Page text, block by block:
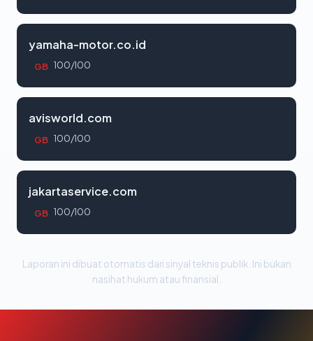
yamaha-motor.co.id
GB 100/100
avisworld.com
GB 100/100
jakartaservice.com
GB 100/100
Laporan ini dibuat otomatis dari sinyal teknis publik. Ini bukan
nasihat hukum atau finansial.